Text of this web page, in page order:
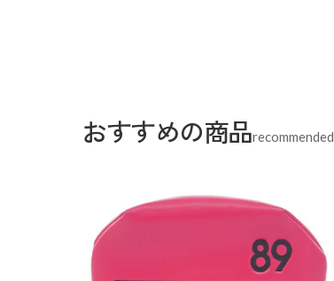
おすすめの商品recommended